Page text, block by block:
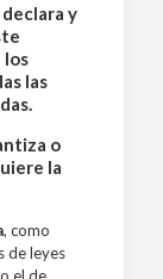
y
los
las
o
la
, como
de leyes
el de